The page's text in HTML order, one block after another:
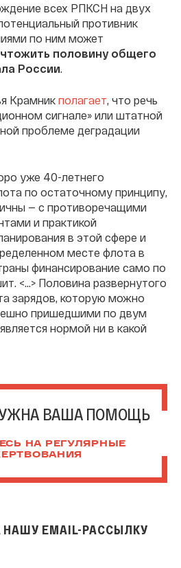
всех РПКСН на двух
противник
по ним может
половину общего
России
Крамник полагает , что речь
сигнале» или штатной
проблеме деградации
уже 40-летнего
по остаточному принципу,
— с противоречащими
и практикой
в этой сфере и
месте флота в
финансирование само по
<...> Половина развернутого
зарядов, которую можно
пришедшими по двум
нормой ни в какой
ВАША ПОМОЩЬ
НА РЕГУЛЯРНЫЕ
EMAIL-РАССЫЛКУ
рассылку